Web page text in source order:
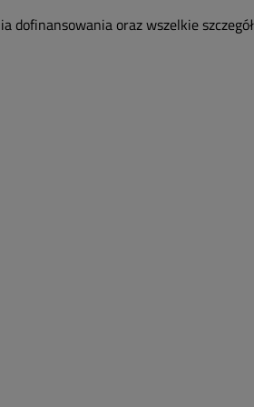
dofinansowania oraz wszelkie